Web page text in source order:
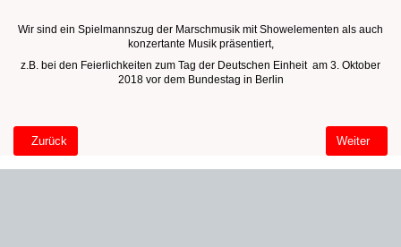
Wir sind ein Spielmannszug der Marschmusik mit Showelementen als auch
konzertante Musik präsentiert,
z.B. bei den Feierlichkeiten zum Tag der Deutschen Einheit am 3. Oktober
2018 vor dem Bundestag in Berlin
Vorheriger Beitrag: Willkommen Tablet Startseite
Zurück Nächster
Weiter